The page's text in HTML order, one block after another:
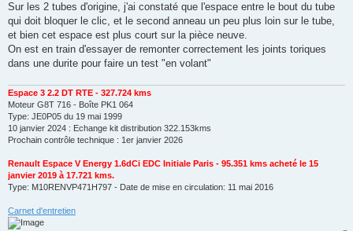
Sur les 2 tubes d'origine, j'ai constaté que l'espace entre le bout du tube
qui doit bloquer le clic, et le second anneau un peu plus loin sur le tube,
et bien cet espace est plus court sur la pièce neuve.
On est en train d'essayer de remonter correctement les joints toriques
dans une durite pour faire un test "en volant"
Espace 3 2.2 DT RTE - 327.724 kms
Moteur G8T 716 - Boîte PK1 064
Type: JE0P05 du 19 mai 1999
10 janvier 2024 : Echange kit distribution 322.153kms
Prochain contrôle technique : 1er janvier 2026
Renault Espace V Energy 1.6dCi EDC Initiale Paris - 95.351 kms acheté le 15
janvier 2019 à 17.721 kms.
Type: M10RENVP471H797 - Date de mise en circulation: 11 mai 2016
Carnet d'entretien